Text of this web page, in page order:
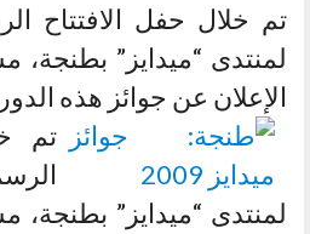
تم خلال حفل الافتتاح
لمنتدى “ميدايز”
الإعلان عن جوائز هذه
تم
لمنتدى “ميدايز”